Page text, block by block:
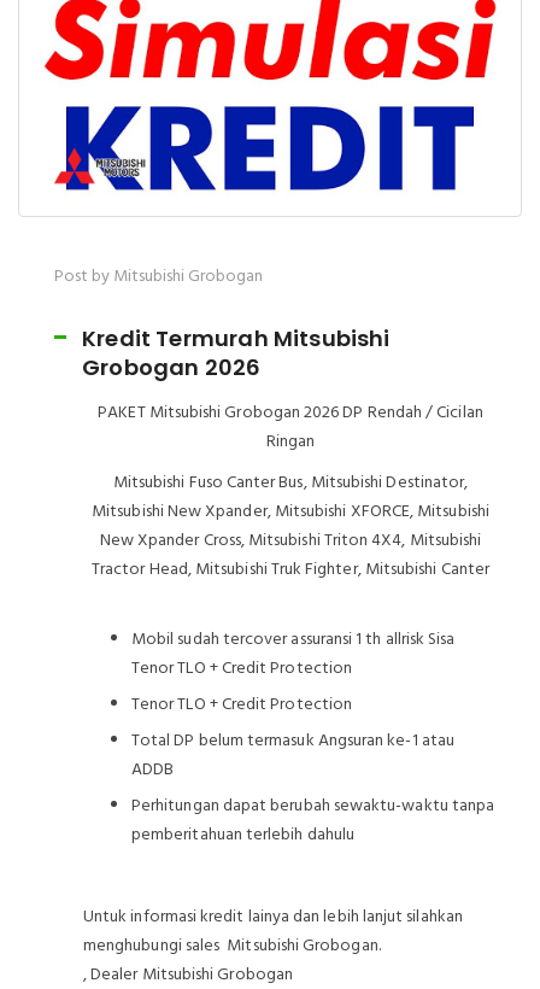
Post by Mitsubishi Grobogan
Kredit Termurah Mitsubishi
Grobogan 2026
PAKET Mitsubishi Grobogan 2026 DP Rendah / Cicilan
Ringan
Mitsubishi Fuso Canter Bus, Mitsubishi Destinator,
Mitsubishi New Xpander, Mitsubishi XFORCE, Mitsubishi
New Xpander Cross, Mitsubishi Triton 4X4, Mitsubishi
Tractor Head, Mitsubishi Truk Fighter, Mitsubishi Canter
Mobil sudah tercover assuransi 1 th allrisk Sisa
Tenor TLO + Credit Protection
Tenor TLO + Credit Protection
Total DP belum termasuk Angsuran ke-1 atau
ADDB
Perhitungan dapat berubah sewaktu-waktu tanpa
pemberitahuan terlebih dahulu
Untuk informasi kredit lainya dan lebih lanjut silahkan
menghubungi sales Mitsubishi Grobogan.
, Dealer Mitsubishi Grobogan